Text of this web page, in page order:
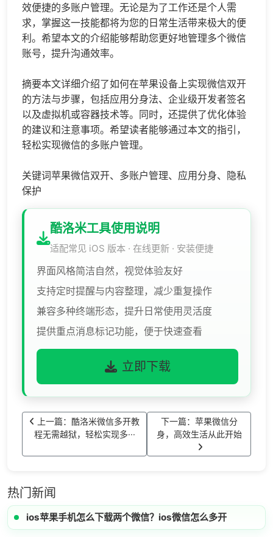
效便捷的多账户管理。无论是为了工作还是个人需
求，掌握这一技能都将为您的日常生活带来极大的便
利。希望本文的介绍能够帮助您更好地管理多个微信
账号，提升沟通效率。
摘要本文详细介绍了如何在苹果设备上实现微信双开
的方法与步骤，包括应用分身法、企业级开发者签名
以及虚拟机或容器技术等。同时，还提供了优化体验
的建议和注意事项。希望读者能够通过本文的指引，
轻松实现微信的多账户管理。
关键词苹果微信双开、多账户管理、应用分身、隐私
保护
酷洛米工具使用说明
适配常见 iOS 版本 · 在线更新 · 安装便捷
界面风格简洁自然，视觉体验友好
支持定时提醒与内容整理，减少重复操作
兼容多种终端形态，提升日常使用灵活度
提供重点消息标记功能，便于快速查看
立即下载
上一篇：酷洛米微信多开教
程无需越狱，轻松实现多···
下一篇：苹果微信分
身，高效生活从此开始
热门新闻
ios苹果手机怎么下载两个微信？ios微信怎么多开